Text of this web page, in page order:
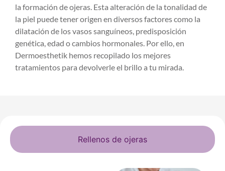
la formación de ojeras. Esta alteración de la tonalidad de
la piel puede tener origen en diversos factores como la
dilatación de los vasos sanguíneos, predisposición
genética, edad o cambios hormonales. Por ello, en
Dermoesthetik hemos recopilado los mejores
tratamientos para devolverle el brillo a tu mirada.
Rellenos de ojeras